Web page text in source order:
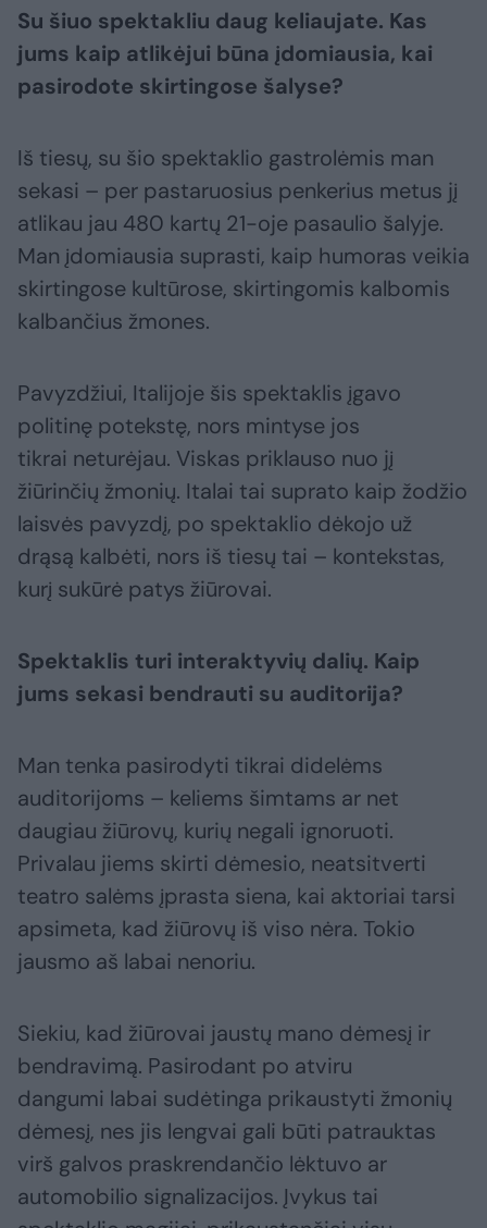
Su šiuo spektakliu daug keliaujate. Kas
jums kaip atlikėjui būna įdomiausia, kai
pasirodote skirtingose šalyse?
Iš tiesų, su šio spektaklio gastrolėmis man
sekasi – per pastaruosius penkerius metus jį
atlikau jau 480 kartų 21-oje pasaulio šalyje.
Man įdomiausia suprasti, kaip humoras veikia
skirtingose kultūrose, skirtingomis kalbomis
kalbančius žmones.
Pavyzdžiui, Italijoje šis spektaklis įgavo
politinę potekstę, nors mintyse jos
tikrai neturėjau. Viskas priklauso nuo jį
žiūrinčių žmonių. Italai tai suprato kaip žodžio
laisvės pavyzdį, po spektaklio dėkojo už
drąsą kalbėti, nors iš tiesų tai – kontekstas,
kurį sukūrė patys žiūrovai.
Spektaklis turi interaktyvių dalių. Kaip
jums sekasi bendrauti su auditorija?
Man tenka pasirodyti tikrai didelėms
auditorijoms – keliems šimtams ar net
daugiau žiūrovų, kurių negali ignoruoti.
Privalau jiems skirti dėmesio, neatsitverti
teatro salėms įprasta siena, kai aktoriai tarsi
apsimeta, kad žiūrovų iš viso nėra. Tokio
jausmo aš labai nenoriu.
Siekiu, kad žiūrovai jaustų mano dėmesį ir
bendravimą. Pasirodant po atviru
dangumi labai sudėtinga prikaustyti žmonių
dėmesį, nes jis lengvai gali būti patrauktas
virš galvos praskrendančio lėktuvo ar
automobilio signalizacijos. Įvykus tai